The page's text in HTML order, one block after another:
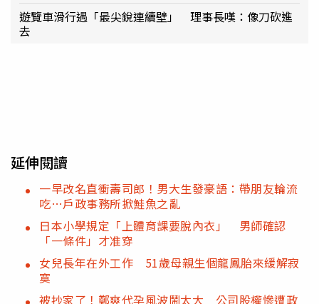
遊覽車滑行遇「最尖銳連續壁」 理事長嘆：像刀砍進
去
延伸閱讀
一早改名直衝壽司郎！男大生發豪語：帶朋友輪流
吃…戶政事務所掀鮭魚之亂
日本小學規定「上體育課要脫內衣」 男師確認
「一條件」才准穿
女兒長年在外工作 51歲母親生個龍鳳胎來緩解寂
寞
被抄家了！鄭爽代孕風波鬧太大 公司股權慘遭政